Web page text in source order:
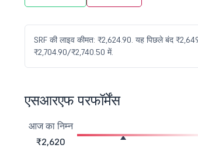
SRF की लाइव कीमत: ₹2,624.90. यह पिछले बंद
₹2,704.90/₹2,740.50 में.
एसआरएफ परफॉर्मेंस
आज का निम्न
₹2,620